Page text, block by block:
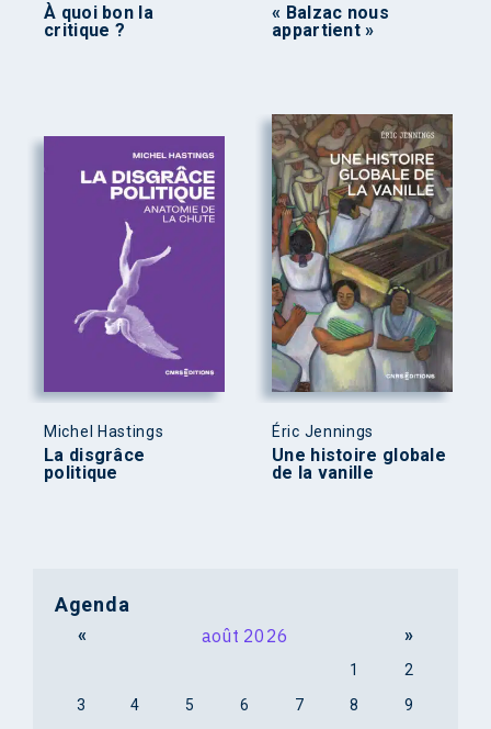
À quoi bon la
critique ?
« Balzac nous
appartient »
Michel Hastings
La disgrâce
politique
Éric Jennings
Une histoire globale
de la vanille
Agenda
« août 2026 »
1
2
3
4 5 6 7 8
9